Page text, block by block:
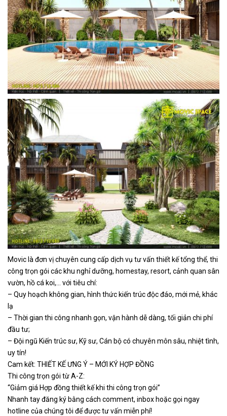
Movic là đơn vị chuyên cung cấp dịch vụ tư vấn thiết kế tổng thể, thi
công trọn gói các khu nghỉ dưỡng, homestay, resort, cảnh quan sân
vườn, hồ cá koi,… với tiêu chí:
– Quy hoạch không gian, hình thức kiến trúc độc đáo, mới mẻ, khác
lạ
– Thời gian thi công nhanh gọn, vận hành dễ dàng, tối giản chi phí
đầu tư;
– Đội ngũ Kiến trúc sư, Kỹ sư, Cán bộ có chuyên môn sâu, nhiệt tình,
uy tín!
Cam kết: THIẾT KẾ ƯNG Ý – MỚI KÝ HỢP ĐỒNG
Thi công trọn gói từ A-Z:
“Giảm giá Hợp đồng thiết kế khi thi công trọn gói”
Nhanh tay đăng ký bằng cách comment, inbox hoặc gọi ngay
hotline của chúng tôi để được tư vấn miễn phí!